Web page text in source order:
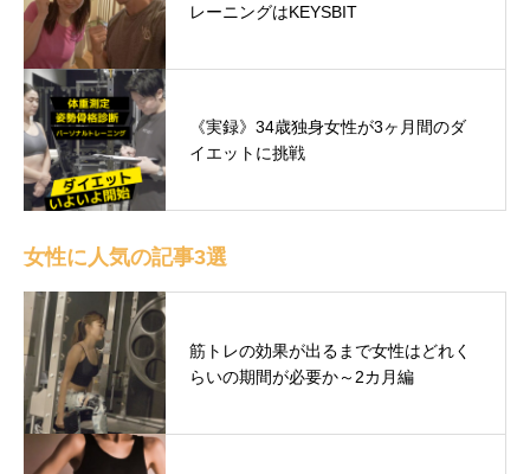
レーニングはKEYSBIT
《実録》34歳独身女性が3ヶ月間のダ
イエットに挑戦
女性に人気の記事3選
筋トレの効果が出るまで女性はどれく
らいの期間が必要か～2カ月編